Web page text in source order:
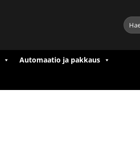
Etsi:
Automaatio ja pakkaus